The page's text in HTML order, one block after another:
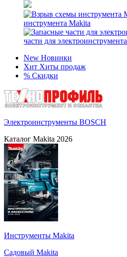
инструмента Makita
части для электроинструмента
New Новинки
Хит Хиты продаж
% Скидки
Электроинструменты BOSCH
Каталог Makita 2026
Инструменты Makita
Садовый Makita